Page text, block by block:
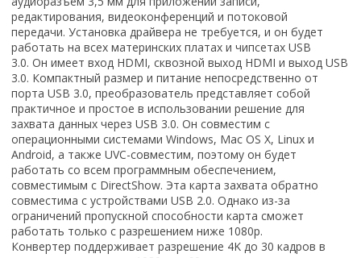
редактирования, видеоконференций и потоковой
передачи. Установка драйвера не требуется, и он будет
работать на всех материнских платах и ​​чипсетах USB
3.0. Он имеет вход HDMI, сквозной выход HDMI и выход USB
3.0. Компактный размер и питание непосредственно от
порта USB 3.0, преобразователь представляет собой
практичное и простое в использовании решение для
захвата данных через USB 3.0. Он совместим с
операционными системами Windows, Mac OS X, Linux и
Android, а также UVC-совместим, поэтому он будет
работать со всем программным обеспечением,
совместимым с DirectShow. Эта карта захвата обратно
совместима с устройствами USB 2.0. Однако из-за
ограничений пропускной способности карта сможет
работать только с разрешением ниже 1080p.
Конвертер поддерживает разрешение 4K до 30 кадров в